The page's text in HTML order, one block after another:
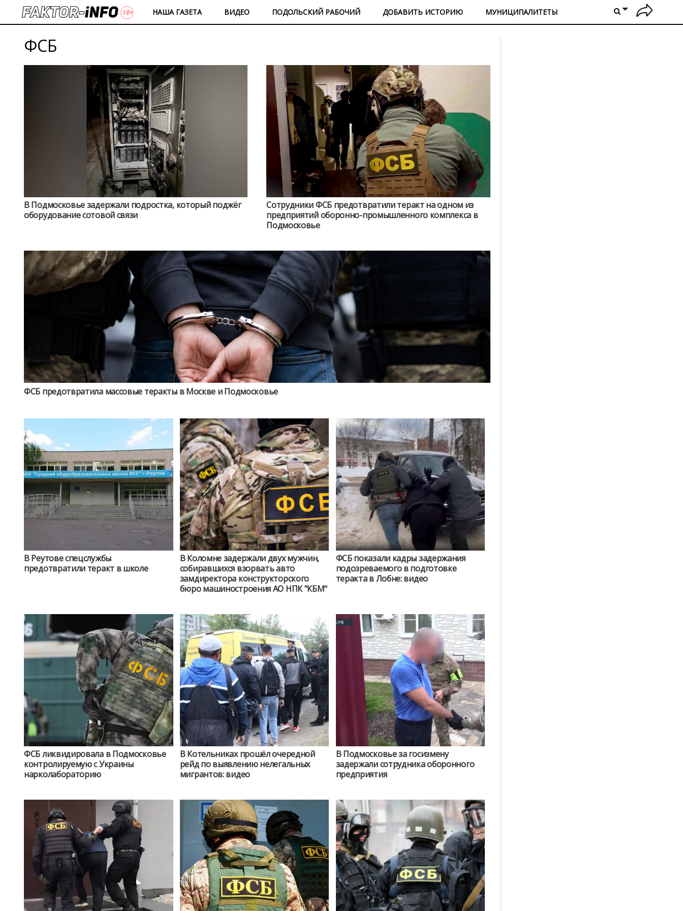
НАША ГАЗЕТА ВИДЕО ПОДОЛЬСКИЙ РАБОЧИЙ ДОБАВИТЬ ИСТОРИЮ МУНИЦИПАЛИТЕТЫ
ФСБ
В Подмосковье задержали подростка, который поджёг
оборудование сотовой связи
Сотрудники ФСБ предотвратили теракт на одном из
предприятий оборонно-промышленного комплекса в
Подмосковье
ФСБ предотвратила массовые теракты в Москве и Подмосковье
В Реутове спецслужбы
предотвратили теракт в школе
В Коломне задержали двух мужчин,
собиравшихся взорвать авто
замдиректора конструкторского
бюро машиностроения АО НПК "КБМ"
ФСБ показали кадры задержания
подозреваемого в подготовке
теракта в Лобне: видео
ФСБ ликвидировала в Подмосковье
контролируемую с Украины
нарколабораторию
В Котельниках прошёл очередной
рейд по выявлению нелегальных
мигрантов: видео
В Подмосковье за госизмену
задержали сотрудника оборонного
предприятия